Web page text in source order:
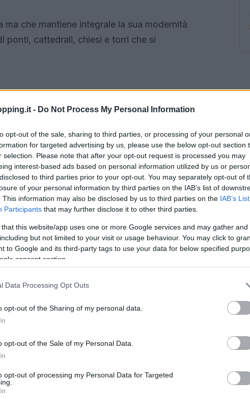
- Do Not Process My Personal Information
opt-out of the sale, sharing to third parties, or processing of your personal
for targeted advertising by us, please use the below opt-out section
selection. Please note that after your opt-out request is processed you may
interest-based ads based on personal information utilized by us or
to third parties prior to your opt-out. You may separately opt-out of
of your personal information by third parties on the IAB’s list of
This information may also be disclosed by us to third parties on the IAB’s
Participants that may further disclose it to other third parties.
that this website/app uses one or more Google services and may gather and
but not limited to your visit or usage behaviour. You may click to
to Google and its third-party tags to use your data for below specified
consent section.
Data Processing Opt Outs
opt-out of the Sharing of my personal data.
opt-out of the Sale of my Personal Data.
opt-out of processing my Personal Data for Targeted
che mantiene integrale la sua modernità
ponti, cattedrali, chiesi e torri che si
e monumenti che sanno incantare il turista
allo stesso tempo nostalgico.
e tanti gli eventi a cui assistere in questa